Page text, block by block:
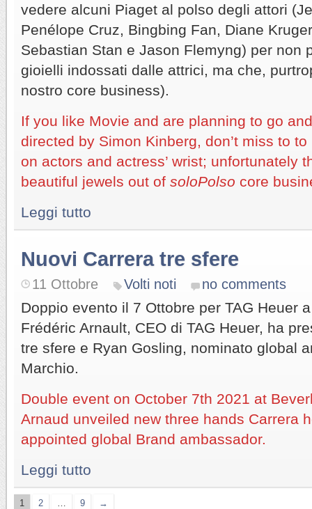
vedere alcuni Piaget al polso degli attori
Penélope Cruz, Bingbing Fan, Diane
Sebastian Stan e Jason Flemyng) per non
gioielli indossati dalle attrici, ma che,
nostro core business).
If you like Movie and are planning to go
directed by Simon Kinberg, don’t miss to
on actors and actress’ wrist; unfortunately
beautiful jewels out of soloPolso core
Leggi tutto
Nuovi Carrera tre sfere
11 Ottobre Volti noti no comments
Doppio evento il 7 Ottobre per TAG Heuer
Frédéric Arnault, CEO di TAG Heuer, ha
tre sfere e Ryan Gosling, nominato global
Marchio.
Double event on October 7th 2021 at
Arnaud unveiled new three hands Carrera
appointed global Brand ambassador.
Leggi tutto
1 2 9 →